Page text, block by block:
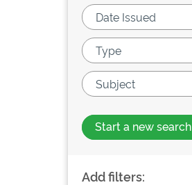
Start a new search
Add filters: